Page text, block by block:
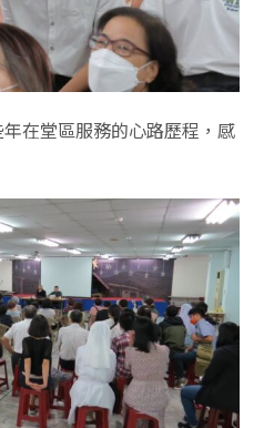
在堂區服務的心路歷程，感